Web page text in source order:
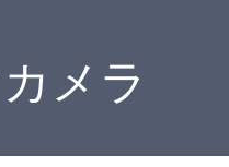
メラ